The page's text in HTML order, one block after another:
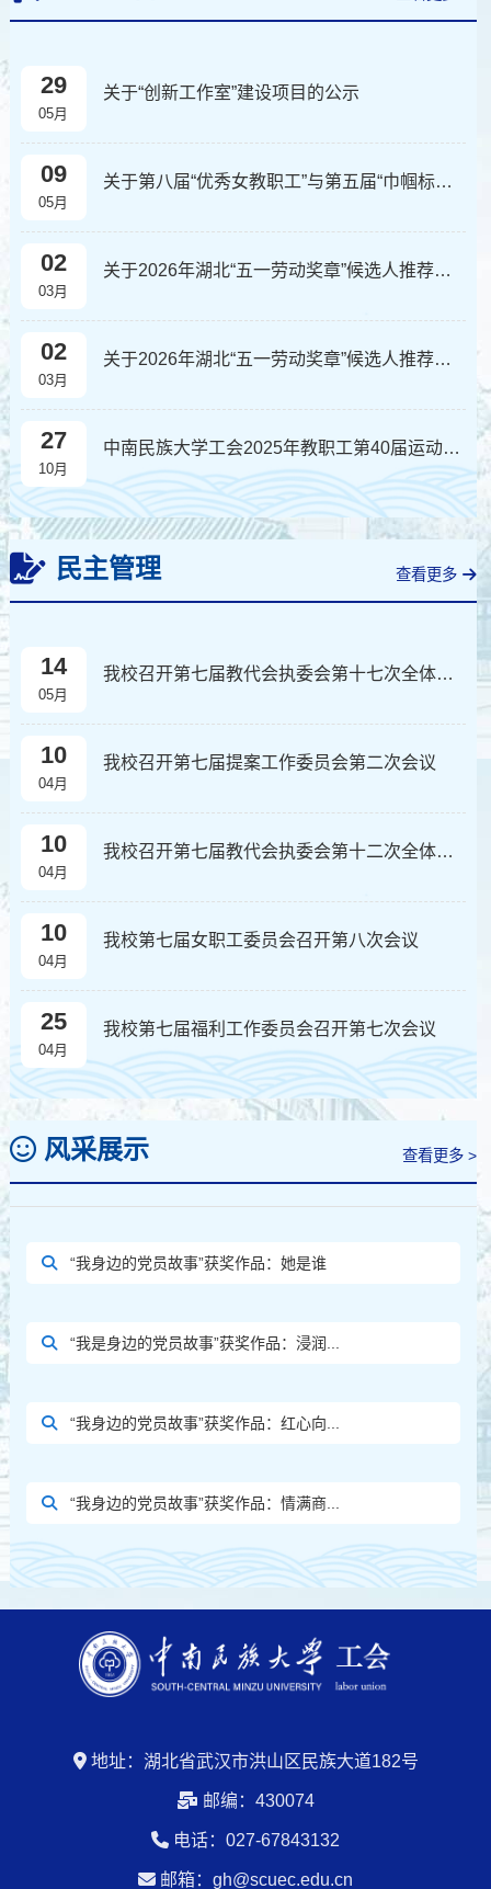
29
05月
关于“创新工作室”建设项目的公示
09
05月
关于第八届“优秀女教职工”与第五届“巾帼标兵岗”评选结果的公示
02
03月
关于2026年湖北“五一劳动奖章”候选人推荐结果的公示
02
03月
关于2026年湖北“五一劳动奖章”候选人推荐结果的公示
27
10月
中南民族大学工会2025年教职工第40届运动会比赛三等奖奖品采购公告
民主管理 查看更多
14
05月
我校召开第七届教代会执委会第十七次全体会议
10
04月
我校召开第七届提案工作委员会第二次会议
10
04月
我校召开第七届教代会执委会第十二次全体会议
10
04月
我校第七届女职工委员会召开第八次会议
25
04月
我校第七届福利工作委员会召开第七次会议
风采展示 查看更多 >
“我身边的党员故事”获奖作品：她是谁
“我是身边的党员故事”获奖作品：浸润...
“我身边的党员故事”获奖作品：红心向...
“我身边的党员故事”获奖作品：情满商...
地址：湖北省武汉市洪山区民族大道182号
邮编：430074
电话：027-67843132
邮箱：gh@scuec.edu.cn